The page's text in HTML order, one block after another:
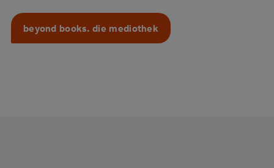
beyond books. die mediothek